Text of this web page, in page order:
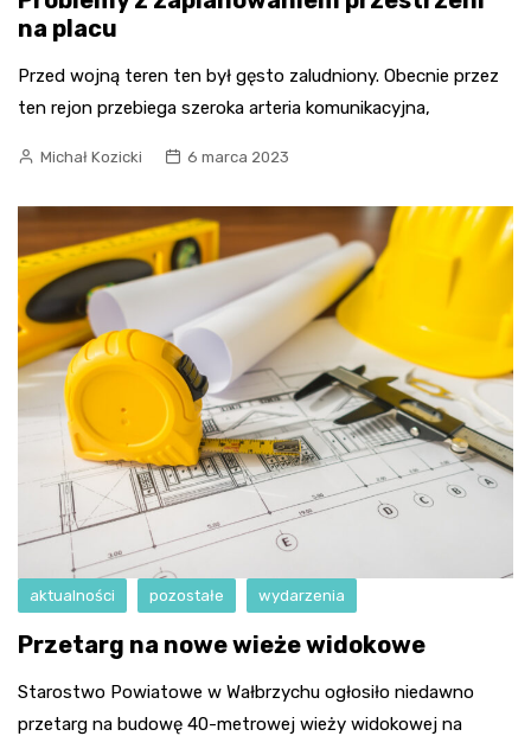
na placu
Przed wojną teren ten był gęsto zaludniony. Obecnie przez
ten rejon przebiega szeroka arteria komunikacyjna,
Michał Kozicki 6 marca 2023
aktualności pozostałe wydarzenia
Przetarg na nowe wieże widokowe
Starostwo Powiatowe w Wałbrzychu ogłosiło niedawno
przetarg na budowę 40-metrowej wieży widokowej na